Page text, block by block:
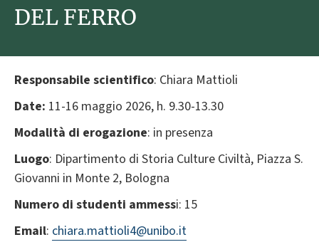
DEL FERRO
Responsabile scientifico: Chiara Mattioli
Date: 11-16 maggio 2026, h. 9.30-13.30
Modalità di erogazione: in presenza
Luogo: Dipartimento di Storia Culture Civiltà, Piazza S.
Giovanni in Monte 2, Bologna
Numero di studenti ammessi: 15
Email: chiara.mattioli4@unibo.it